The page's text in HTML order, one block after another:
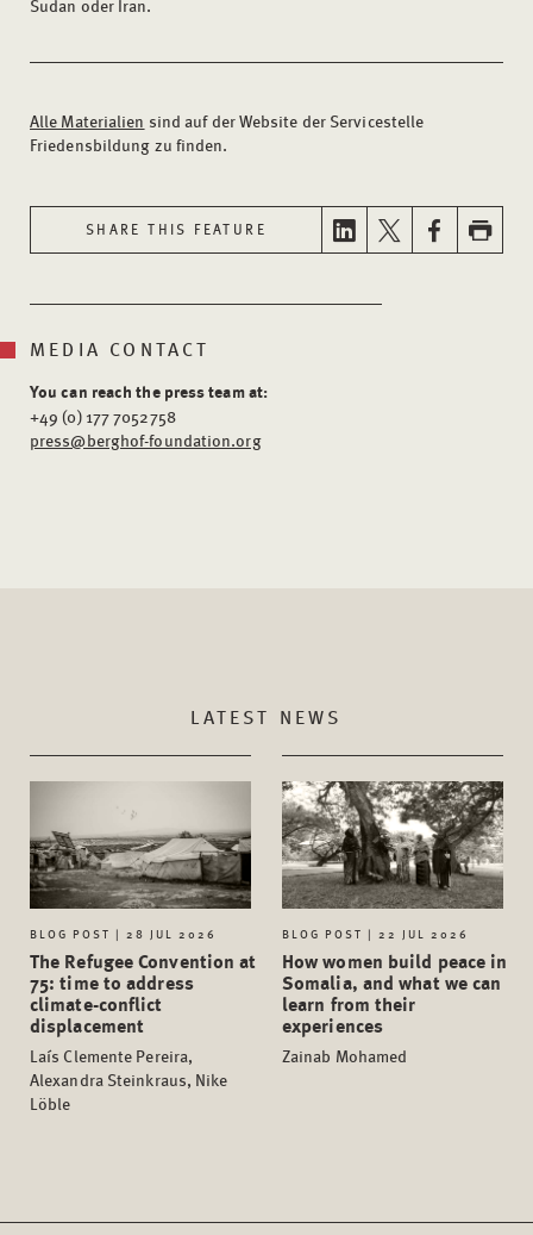
Sudan oder Iran.
Alle Materialien sind auf der Website der Servicestelle
Friedensbildung zu finden.
SHARE THIS FEATURE
MEDIA CONTACT
You can reach the press team at:
+49 (0) 177 7052758
press@berghof-foundation.org
LATEST NEWS
BLOG POST | 28 JUL 2026
The Refugee Convention at
75: time to address
climate-conflict
displacement
Laís Clemente Pereira,
Alexandra Steinkraus, Nike
Löble
BLOG POST | 22 JUL 2026
How women build peace in
Somalia, and what we can
learn from their
experiences
Zainab Mohamed